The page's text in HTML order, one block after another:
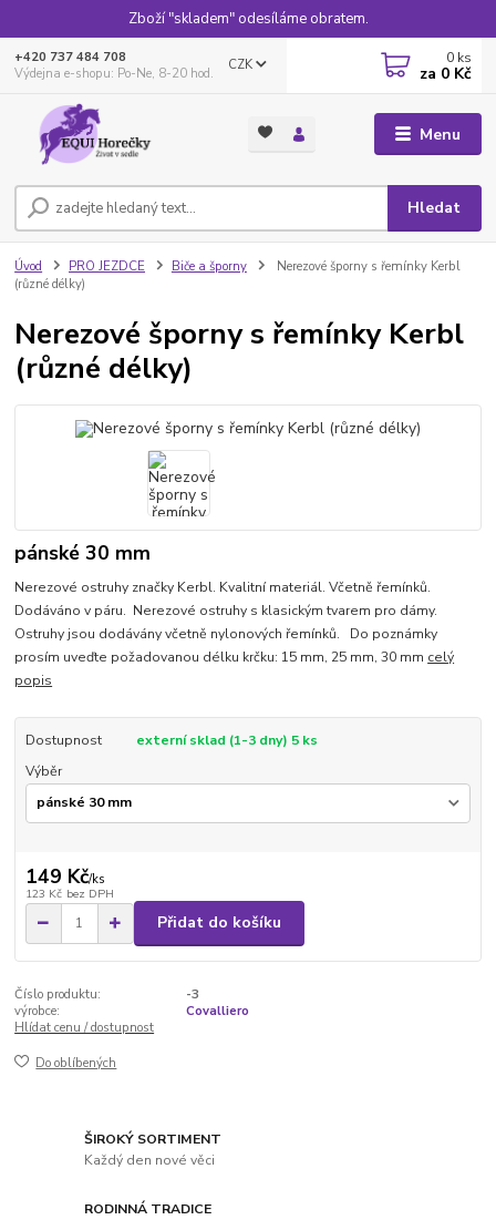
Zboží "skladem" odesíláme obratem.
Menu
CZK
Hledat
+420 737 484 708
Výdejna e-shopu: Po-Ne, 8-20 hod.
0 ks
za 0 Kč
Úvod PRO JEZDCE Biče a šporny
Nerezové šporny s řemínky Kerbl
(různé délky)
Nerezové šporny s řemínky Kerbl
(různé délky)
pánské 30 mm
Nerezové ostruhy značky Kerbl. Kvalitní materiál. Včetně řemínků.
Dodáváno v páru. Nerezové ostruhy s klasickým tvarem pro dámy.
Ostruhy jsou dodávány včetně nylonových řemínků. Do poznámky
prosím uveďte požadovanou délku krčku: 15 mm, 25 mm, 30 mm celý
popis
Dostupnost
externí sklad (1-3 dny) 5 ks
Výběr
149 Kč/ks
123 Kč bez DPH
Přidat do košíku
Číslo produktu:
-3
výrobce:
Covalliero
Hlídat cenu / dostupnost
Do oblíbených
ŠIROKÝ SORTIMENT
Každý den nové věci
RODINNÁ TRADICE